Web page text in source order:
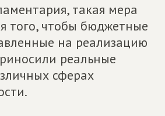
такая мера
того, чтобы бюджетные
на реализацию
реальные
сферах